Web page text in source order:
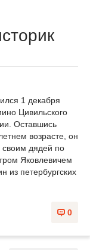
1 декабря
Цивильского
Оставшись
возрасте, он
своим дядей по
Яковлевичем
из петербургских
0